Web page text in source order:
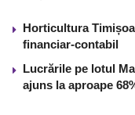
Horticultura
financiar-contabil
Lucrările pe lotul
ajuns la aproape